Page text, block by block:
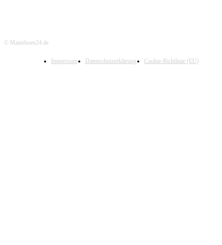
© Mainrhoen24.de
Impressum Datenschutzerklärung Cookie-Richtlinie (EU)